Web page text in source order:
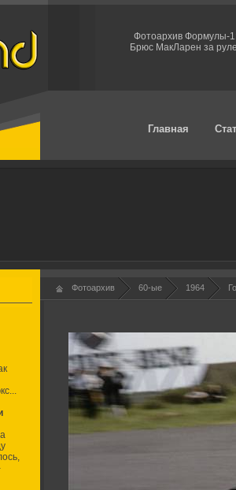
Фотоархив Формулы-
Брюс МакЛарен за
Главная
Фотоархив 60-ые 1964